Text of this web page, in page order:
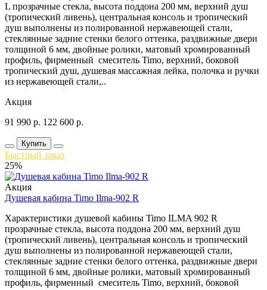
L прозрачные стекла, высота поддона 200 мм, верхний душ
(тропический ливень), центральная консоль и тропический
душ выполнены из полированной нержавеющей стали,
стеклянные задние стенки белого оттенка, раздвижные двери
толщиной 6 мм, двойные ролики, матовый хромированный
профиль, фирменный смеситель Timo, верхний, боковой
тропический душ, душевая массажная лейка, полочка и ручки
из нержавеющей стали,..
Акция
91 990 р. 122 600 р.
Купить
Быстрый заказ
25%
Акция
Душевая кабина Timo Ilma-902 R
Характеристики душевой кабины Timo ILMA 902 R
прозрачные стекла, высота поддона 200 мм, верхний душ
(тропический ливень), центральная консоль и тропический
душ выполнены из полированной нержавеющей стали,
стеклянные задние стенки белого оттенка, раздвижные двери
толщиной 6 мм, двойные ролики, матовый хромированный
профиль, фирменный смеситель Timo, верхний, боковой